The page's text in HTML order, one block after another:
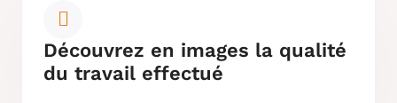
Découvrez en images la qualité
du travail effectué